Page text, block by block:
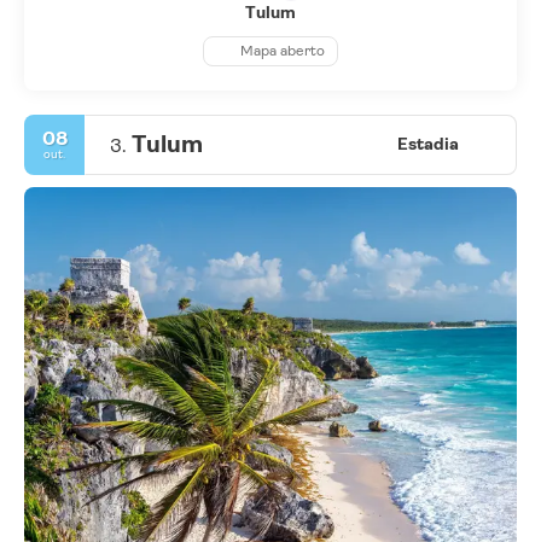
Tulum
Mapa aberto
08
out. 3. Tulum Estadia